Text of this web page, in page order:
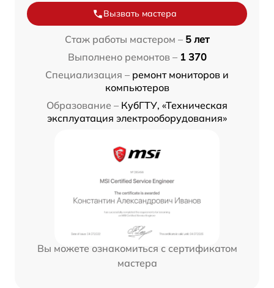
Вызвать мастера
Стаж работы мастером – 5 лет
Выполнено ремонтов – 1 370
Специализация – ремонт мониторов и
компьютеров
Образование – КубГТУ, «Техническая
эксплуатация электрооборудования»
Вы можете ознакомиться с сертификатом
мастера